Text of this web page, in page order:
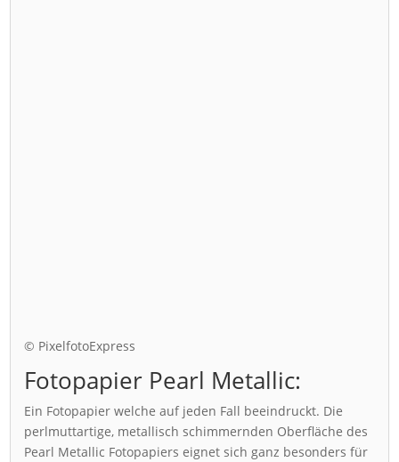
© PixelfotoExpress
Fotopapier Pearl Metallic:
Ein Fotopapier welche auf jeden Fall beeindruckt. Die
perlmuttartige, metallisch schimmernden Oberfläche des
Pearl Metallic Fotopapiers eignet sich ganz besonders für